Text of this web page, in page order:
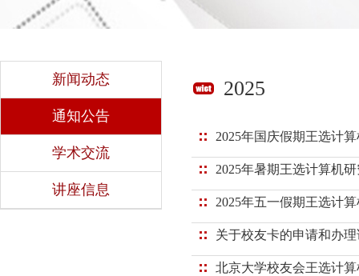
2025
2025年国庆假期王选计
2025年暑期王选计算机
2025年五一假期王选计
关于校友卡的申请和办
北京大学校友会王选计
新闻动态
通知公告
学术交流
讲座信息